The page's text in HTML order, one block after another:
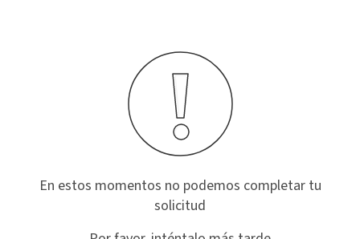
En estos momentos no podemos completar tu
solicitud